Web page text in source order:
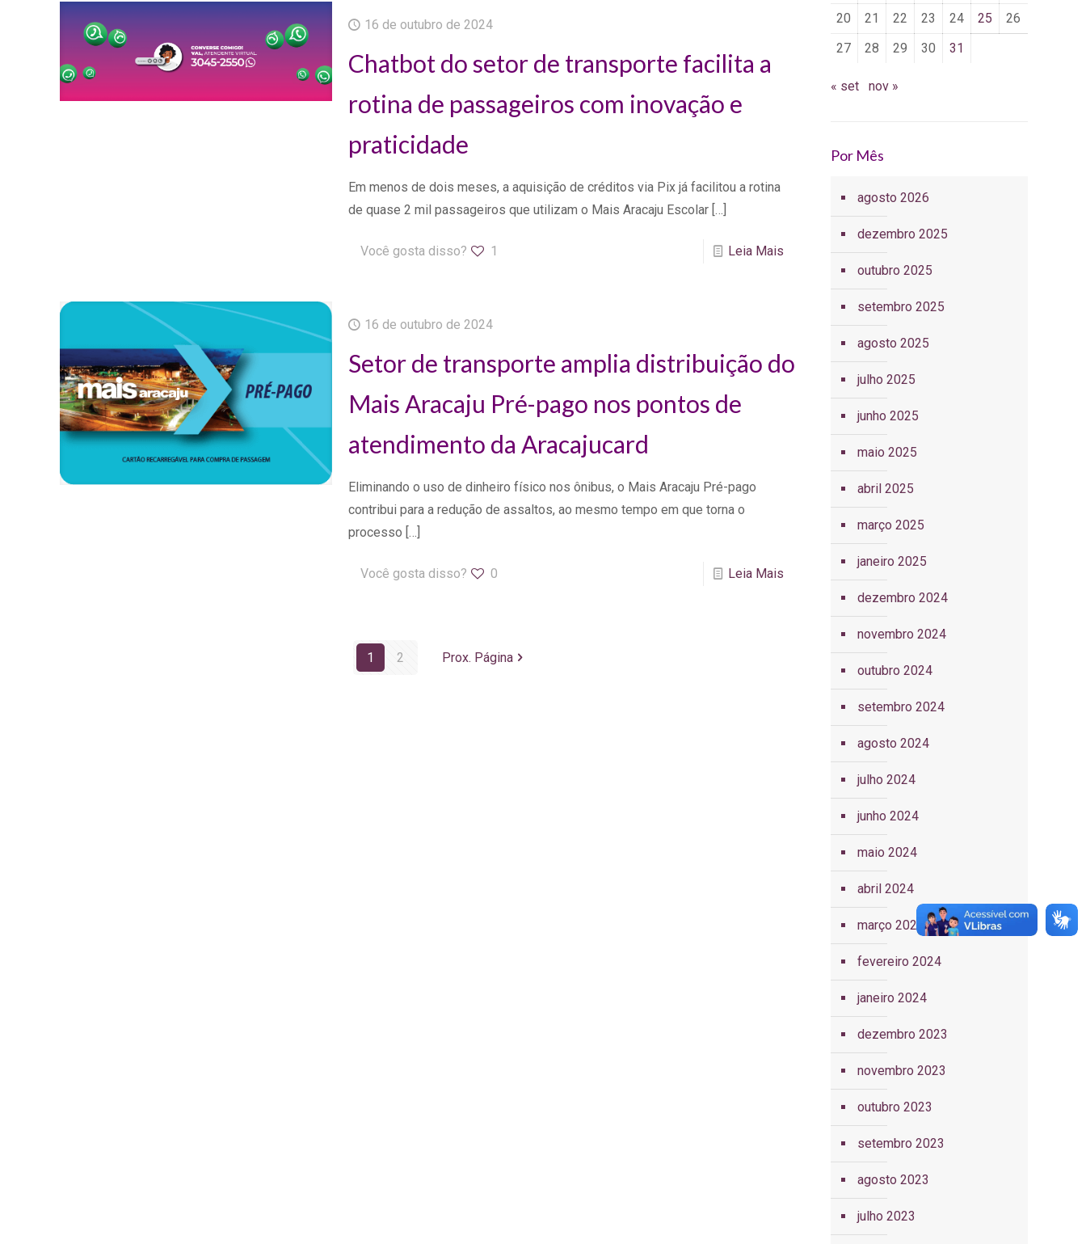
16 de outubro de 2024
Chatbot do setor de transporte facilita a
rotina de passageiros com inovação e
praticidade
Em menos de dois meses, a aquisição de créditos via Pix já facilitou a rotina
de quase 2 mil passageiros que utilizam o Mais Aracaju Escolar[…]
Você gosta disso? 1 Leia Mais
16 de outubro de 2024
Setor de transporte amplia distribuição do
Mais Aracaju Pré-pago nos pontos de
atendimento da Aracajucard
Eliminando o uso de dinheiro físico nos ônibus, o Mais Aracaju Pré-pago
contribui para a redução de assaltos, ao mesmo tempo em que torna o
processo […]
Você gosta disso? 0 Leia Mais
1 2 Prox. Página
20
21 22 23 24 25
26
27
28 29 30 31
« set nov »
Por Mês
agosto 2026
dezembro 2025
outubro 2025
setembro 2025
agosto 2025
julho 2025
junho 2025
maio 2025
abril 2025
março 2025
janeiro 2025
dezembro 2024
novembro 2024
outubro 2024
setembro 2024
agosto 2024
julho 2024
junho 2024
maio 2024
abril 2024
março 2024
fevereiro 2024
janeiro 2024
dezembro 2023
novembro 2023
outubro 2023
setembro 2023
agosto 2023
julho 2023